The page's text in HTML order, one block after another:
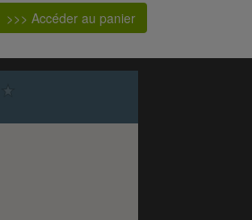
>>> Accéder au panier